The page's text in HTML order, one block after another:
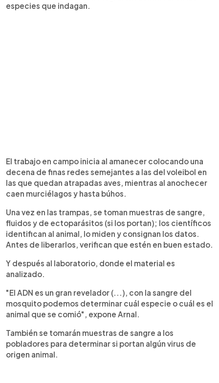
especies que indagan.
El trabajo en campo inicia al amanecer colocando una
decena de finas redes semejantes a las del voleibol en
las que quedan atrapadas aves, mientras al anochecer
caen murciélagos y hasta búhos.
Una vez en las trampas, se toman muestras de sangre,
fluidos y de ectoparásitos (si los portan); los científicos
identifican al animal, lo miden y consignan los datos.
Antes de liberarlos, verifican que estén en buen estado.
Y después al laboratorio, donde el material es
analizado.
"El ADN es un gran revelador (...), con la sangre del
mosquito podemos determinar cuál especie o cuál es el
animal que se comió", expone Arnal.
También se tomarán muestras de sangre a los
pobladores para determinar si portan algún virus de
origen animal.